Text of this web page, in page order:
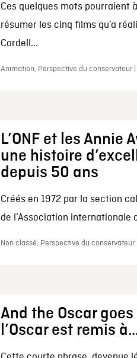
Ces quelques mots pourraient
résumer les cinq films qu’a
Cordell...
Animation, Perspective du conservateur
L’ONF et les Annie
une histoire
depuis 50 ans
Créés en 1972 par la section
de l’Association internationale
Non classé, Perspective du
And the Oscar
l’Oscar est remis